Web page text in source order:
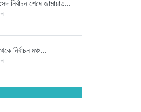
নির্বাচন শেষে জামায়াত...
নির্বাচন মঞ্চ...
সংসদ নির্বাচনে চট্টগ্রামের...